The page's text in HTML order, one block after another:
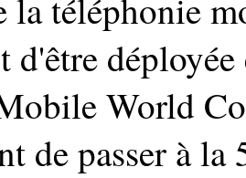
la téléphonie
d'être
World
de passer à la